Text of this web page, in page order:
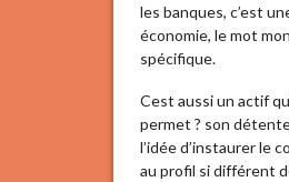
les banques, c’est
économie, le mot
spécifique.
Cest aussi un actif
permet ? son
l’idée d’instaurer le
au profil si différent